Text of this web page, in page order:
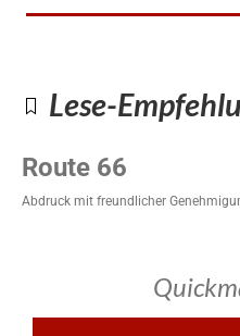
Lese-
Route 66
Abdruck mit freundlicher